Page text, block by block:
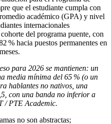
que el estudiante cumpla con
académico (GPA) y nivel
internacionales
del programa puente, con
% hacia puestos permanentes en
para 2026 se mantienen: un
media mínima del 65 % (o un
hablantes no nativos, una
con una banda no inferior a
/ PTE Academic.
no son abstractas;